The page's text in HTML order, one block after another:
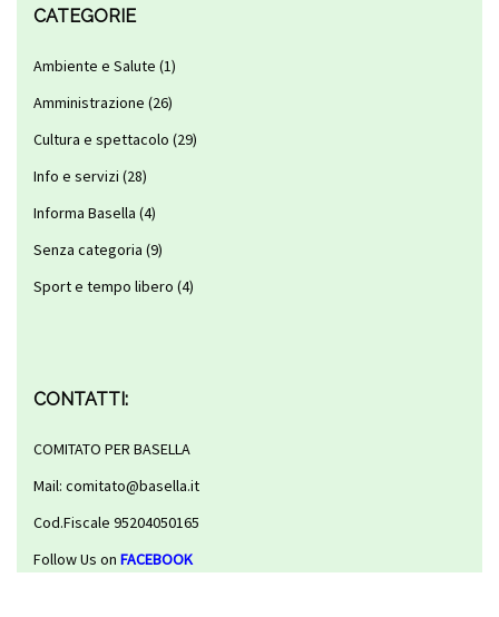
CATEGORIE
Ambiente e Salute (1)
Amministrazione (26)
Cultura e spettacolo (29)
Info e servizi (28)
Informa Basella (4)
Senza categoria (9)
Sport e tempo libero (4)
CONTATTI:
COMITATO PER BASELLA
Mail: comitato@basella.it
Cod.Fiscale 95204050165
Follow Us on FACEBOOK